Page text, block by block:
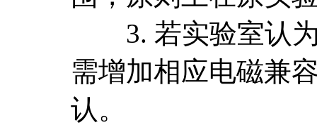
3. 若实验室认为
需增加相应电磁兼
认。